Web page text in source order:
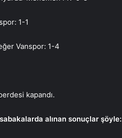
1-1
Vanspor: 1-4
kapandı.
alınan sonuçlar şöyle: